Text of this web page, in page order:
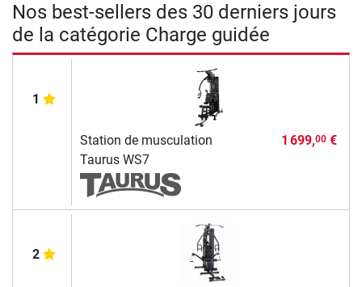
Nos best-sellers des 30 derniers jours
de la catégorie Charge guidée
1
Station de musculation
Taurus WS7
1 699,00€
2